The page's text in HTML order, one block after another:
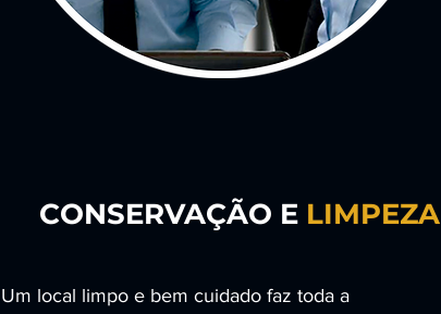
CONSERVAÇÃO E LIMPEZA
Um local limpo e bem cuidado faz toda a